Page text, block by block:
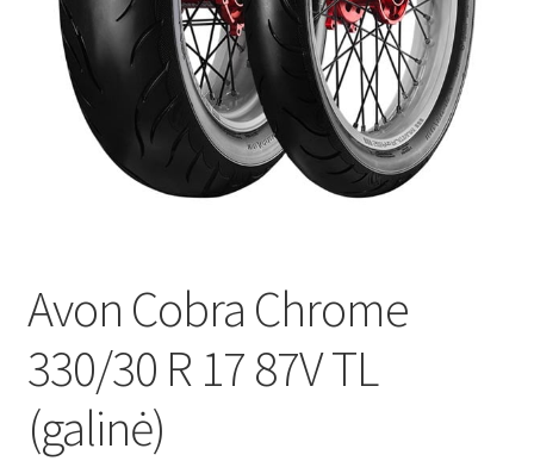
Avon Cobra Chrome
330/30 R 17 87V TL
(galinė)